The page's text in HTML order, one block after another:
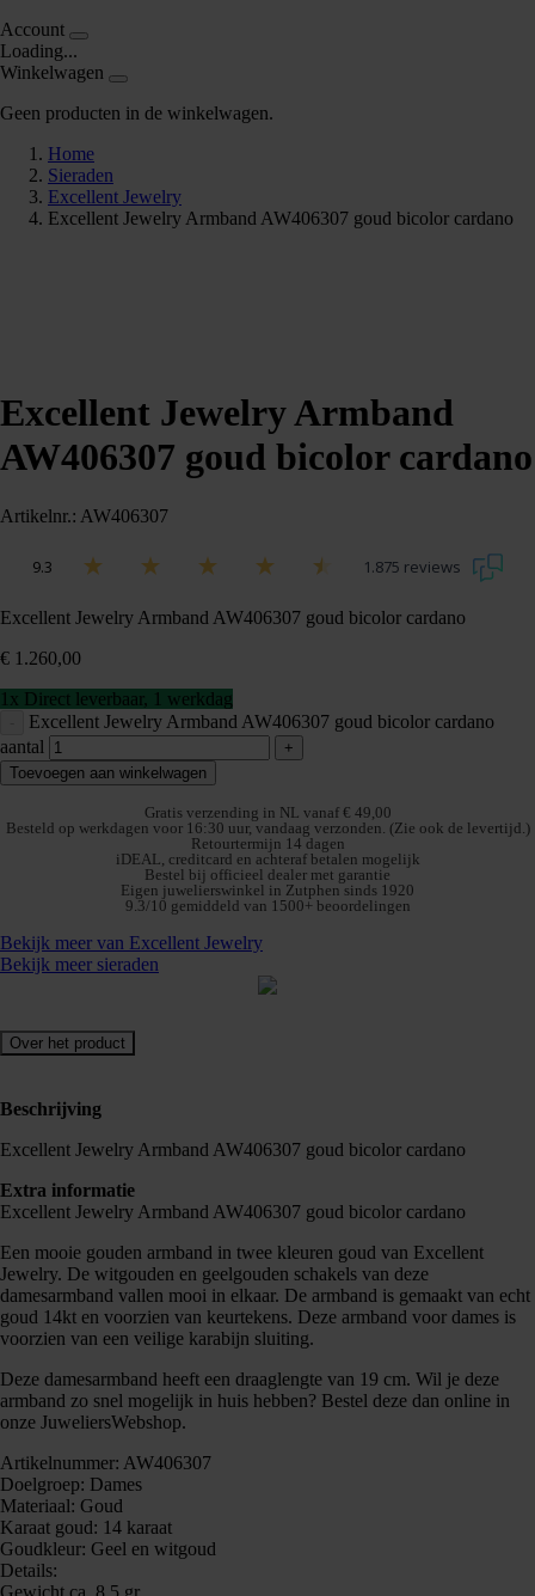
Account
Loading...
Winkelwagen
Geen producten in de winkelwagen.
Home
Sieraden
Excellent Jewelry
Excellent Jewelry Armband AW406307 goud bicolor cardano
Excellent Jewelry Armband
AW406307 goud bicolor cardano
Artikelnr.: AW406307
9.3 1.875 reviews
Excellent Jewelry Armband AW406307 goud bicolor cardano
€ 1.260,00
1x Direct leverbaar, 1 werkdag
Excellent Jewelry Armband AW406307 goud bicolor cardano
aantal
+
Toevoegen aan winkelwagen
Gratis verzending in NL vanaf € 49,00
Besteld op werkdagen voor 16:30 uur, vandaag verzonden. (Zie ook de levertijd.)
Retourtermijn 14 dagen
iDEAL, creditcard en achteraf betalen mogelijk
Bestel bij officieel dealer met garantie
Eigen juwelierswinkel in Zutphen sinds 1920
9.3/10 gemiddeld van 1500+ beoordelingen
Bekijk meer van Excellent Jewelry
Bekijk meer sieraden
Over het product
Beschrijving
Excellent Jewelry Armband AW406307 goud bicolor cardano
Extra informatie
Excellent Jewelry Armband AW406307 goud bicolor cardano
Een mooie gouden armband in twee kleuren goud van Excellent
Jewelry. De witgouden en geelgouden schakels van deze
damesarmband vallen mooi in elkaar. De armband is gemaakt van echt
goud 14kt en voorzien van keurtekens. Deze armband voor dames is
voorzien van een veilige karabijn sluiting.
Deze damesarmband heeft een draaglengte van 19 cm. Wil je deze
armband zo snel mogelijk in huis hebben? Bestel deze dan online in
onze JuweliersWebshop.
Artikelnummer: AW406307
Doelgroep: Dames
Materiaal: Goud
Karaat goud: 14 karaat
Goudkleur: Geel en witgoud
Details:
Gewicht ca. 8,5 gr